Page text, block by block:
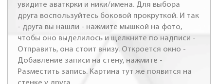
увидите аваткрки и ники/имена. Для выбора
друга воспользуйтесь боковой прокруткой. И так
- друга вы нашли - нажмите мышкой на фото,
чтобы оно выделилось и щелкните по надписи -
Отправить, она стоит внизу. Откроется окно -
Добавление записи на стену, нажмите -
Разместить запись. Картина тут же появится на